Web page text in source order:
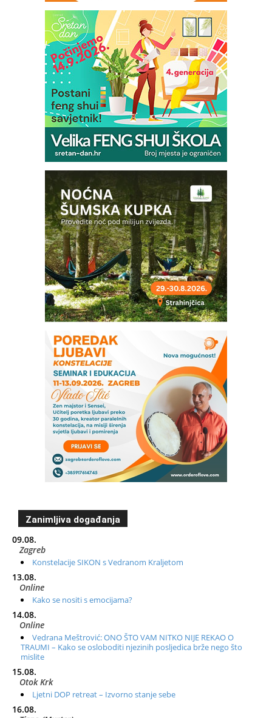
Zanimljiva događanja
09.08.
Zagreb
Konstelacije SIKON s Vedranom Kraljetom
13.08.
Online
Kako se nositi s emocijama?
14.08.
Online
Vedrana Meštrović: ONO ŠTO VAM NITKO NIJE REKAO O
TRAUMI – Kako se osloboditi njezinih posljedica brže nego što
mislite
15.08.
Otok Krk
Ljetni DOP retreat – Izvorno stanje sebe
16.08.